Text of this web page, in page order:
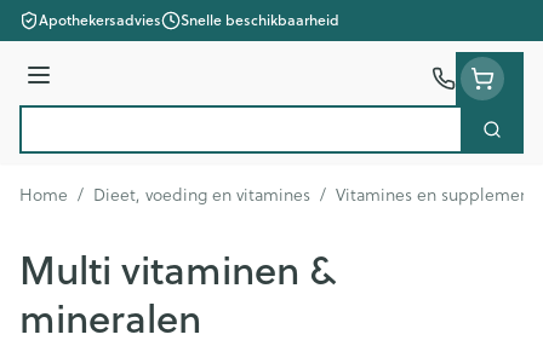
Ga naar de inhoud
Apothekersadvies Snelle beschikbaarheid
Menu
Zoek
Home / Dieet, voeding en vitamines / Vitamines en
Multi vitaminen &
mineralen